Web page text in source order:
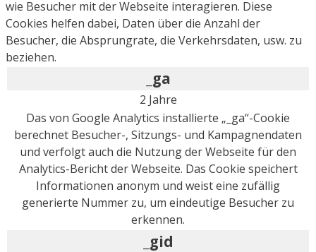
wie Besucher mit der Webseite interagieren. Diese
Cookies helfen dabei, Daten über die Anzahl der
Besucher, die Absprungrate, die Verkehrsdaten, usw. zu
beziehen.
_ga
2 Jahre
Das von Google Analytics installierte „_ga“-Cookie
berechnet Besucher-, Sitzungs- und Kampagnendaten
und verfolgt auch die Nutzung der Webseite für den
Analytics-Bericht der Webseite. Das Cookie speichert
Informationen anonym und weist eine zufällig
generierte Nummer zu, um eindeutige Besucher zu
erkennen.
_gid